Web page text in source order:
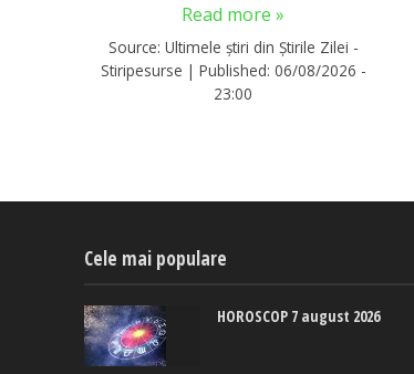
Read more »
Source: Ultimele știri din Știrile Zilei -
Stiripesurse | Published: 06/08/2026 -
23:00
Cele mai populare
HOROSCOP 7 august 2026